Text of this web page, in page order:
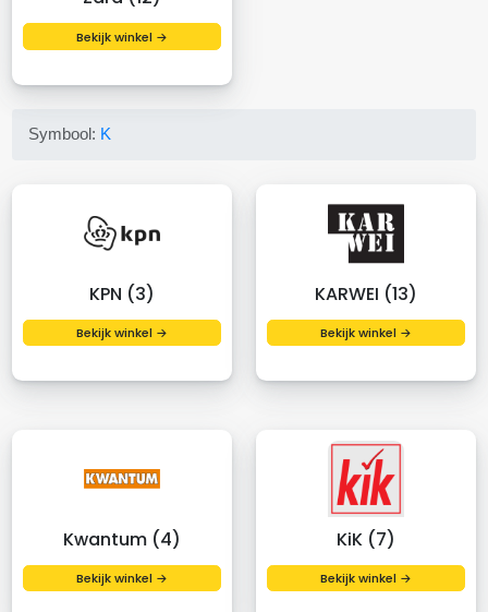
Bekijk winkel →
Symbool: K
KPN (3)
Bekijk winkel →
KARWEI (13)
Bekijk winkel →
Kwantum (4)
Bekijk winkel →
KiK (7)
Bekijk winkel →